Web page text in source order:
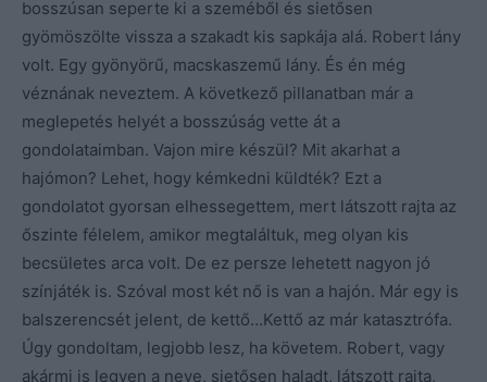
bosszúsan seperte ki a szeméből és sietősen
gyömöszölte vissza a szakadt kis sapkája alá. Robert lány
volt. Egy gyönyörű, macskaszemű lány. És én még
véznának neveztem. A következő pillanatban már a
meglepetés helyét a bosszúság vette át a
gondolataimban. Vajon mire készül? Mit akarhat a
hajómon? Lehet, hogy kémkedni küldték? Ezt a
gondolatot gyorsan elhessegettem, mert látszott rajta az
őszinte félelem, amikor megtaláltuk, meg olyan kis
becsületes arca volt. De ez persze lehetett nagyon jó
színjáték is. Szóval most két nő is van a hajón. Már egy is
balszerencsét jelent, de kettő…Kettő az már katasztrófa.
Úgy gondoltam, legjobb lesz, ha követem. Robert, vagy
akármi is legyen a neve, sietősen haladt, látszott rajta,